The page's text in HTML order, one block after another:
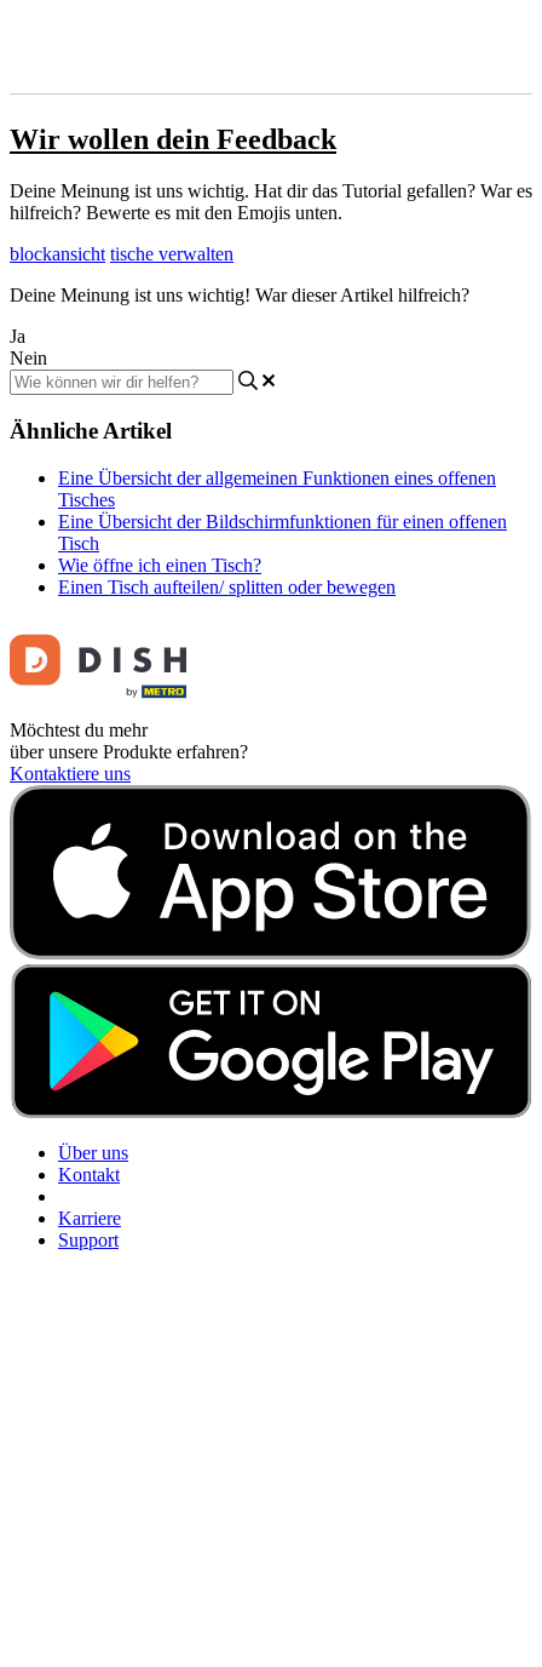
Wir wollen dein Feedback
Deine Meinung ist uns wichtig. Hat dir das Tutorial gefallen? War es
hilfreich? Bewerte es mit den Emojis unten.
blockansicht tische verwalten
Deine Meinung ist uns wichtig! War dieser Artikel hilfreich?
Ja
Nein
Ähnliche Artikel
Eine Übersicht der allgemeinen Funktionen eines offenen
Tisches
Eine Übersicht der Bildschirmfunktionen für einen offenen
Tisch
Wie öffne ich einen Tisch?
Einen Tisch aufteilen/ splitten oder bewegen
Möchtest du mehr
über unsere Produkte erfahren?
Kontaktiere uns
Über uns
Kontakt
Karriere
Support